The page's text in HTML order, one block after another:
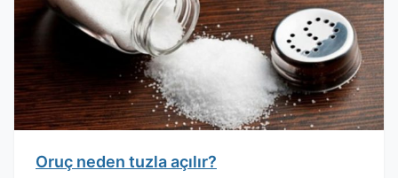
Oruç neden tuzla açılır?